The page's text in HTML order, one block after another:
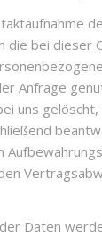
die bei dieser
Anfrage
uns
Daten